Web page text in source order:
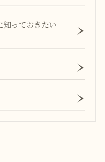
知っておきたい